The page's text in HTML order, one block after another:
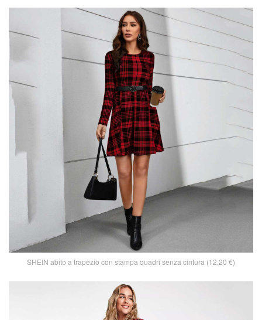
SHEIN abito a trapezio con stampa quadri senza cintura (12,20 €)